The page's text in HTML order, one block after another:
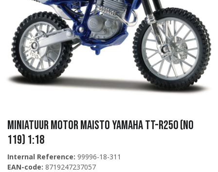
Miniatuur Motor Maisto YAMAHA TT-R250 (No
119) 1:18
Internal Reference: 99996-18-311
EAN-code: 8719247237057